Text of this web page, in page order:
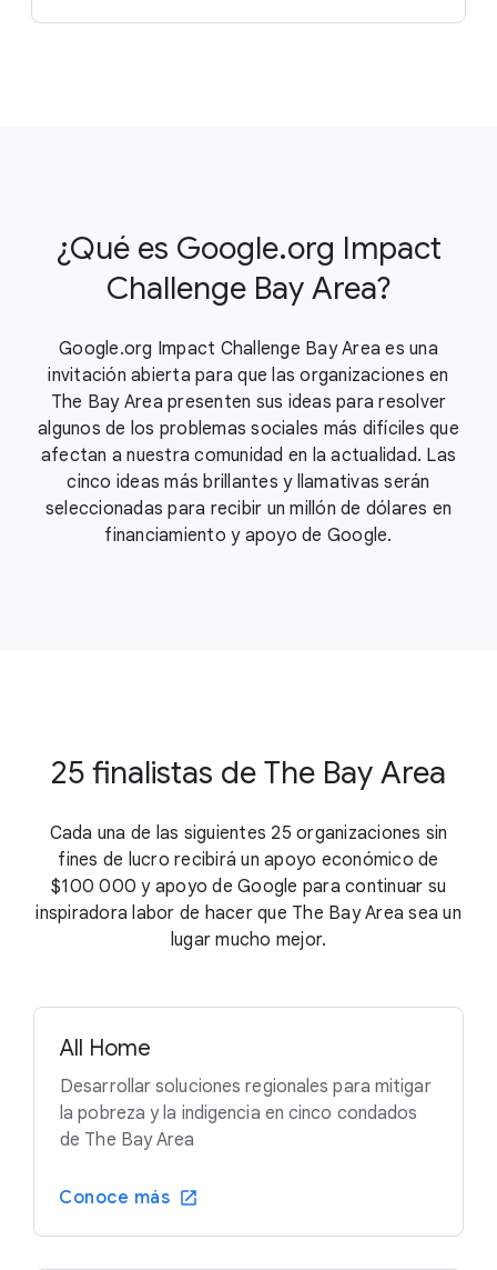
¿Qué es Google.org Impact
Challenge Bay Area?
Google.org Impact Challenge Bay Area es una
invitación abierta para que las organizaciones en
The Bay Area presenten sus ideas para resolver
algunos de los problemas sociales más difíciles que
afectan a nuestra comunidad en la actualidad. Las
cinco ideas más brillantes y llamativas serán
seleccionadas para recibir un millón de dólares en
financiamiento y apoyo de Google.
25 finalistas de The Bay Area
Cada una de las siguientes 25 organizaciones sin
fines de lucro recibirá un apoyo económico de
$100 000 y apoyo de Google para continuar su
inspiradora labor de hacer que The Bay Area sea un
lugar mucho mejor.
All Home
Desarrollar soluciones regionales para mitigar
la pobreza y la indigencia en cinco condados
de The Bay Area
Conoce más